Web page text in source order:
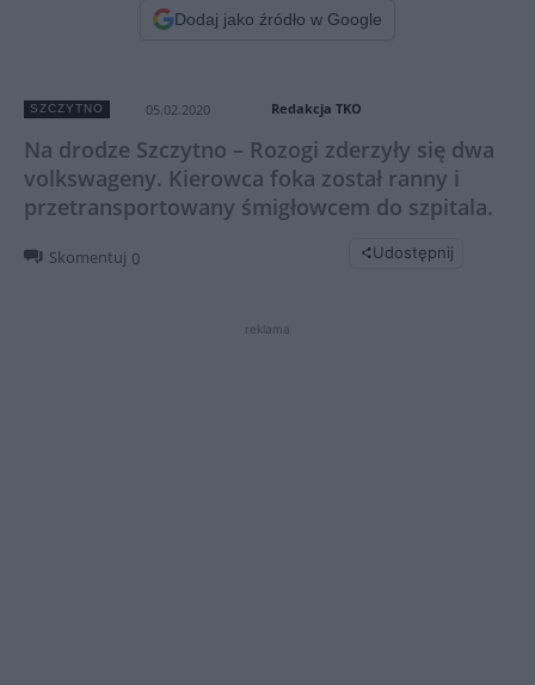
Dodaj jako źródło w Google
SZCZYTNO 05.02.2020 Redakcja TKO
Na drodze Szczytno – Rozogi zderzyły się dwa
volkswageny. Kierowca foka został ranny i
przetransportowany śmigłowcem do szpitala.
Skomentuj 0 Udostępnij
reklama